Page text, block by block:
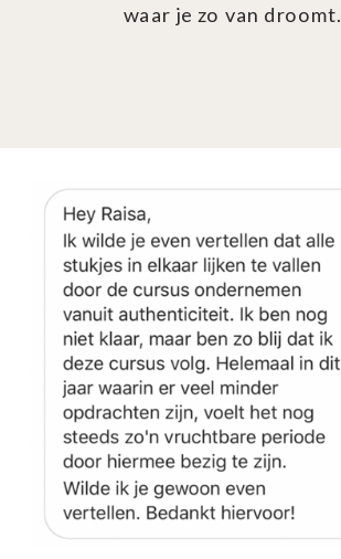
waar je zo van droomt.